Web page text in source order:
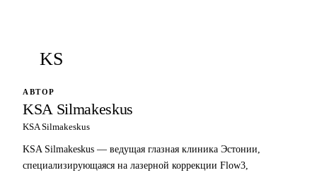
KS
АВТОР
KSA Silmakeskus
KSA Silmakeskus
KSA Silmakeskus — ведущая глазная клиника Эстонии,
специализирующаяся на лазерной коррекции Flow3,